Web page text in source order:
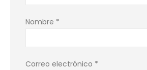
Nombre *
Correo electrónico *